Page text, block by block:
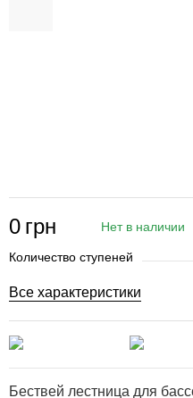
0 грн Нет в наличии
Количество ступеней
Все характеристики
Бествей лестница для